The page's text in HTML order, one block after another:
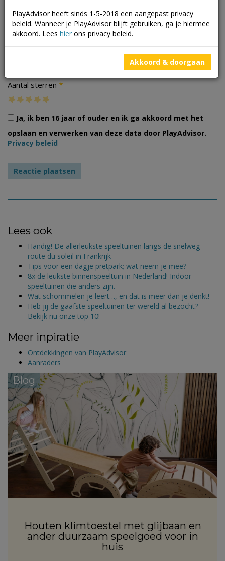
Aantal sterren *
Ja, ik ben 16 jaar of ouder en ik ga akkoord met het
opslaan en verwerken van deze data door PlayAdvisor.
Privacy beleid
Lees ook
Handig! De allerleukste speeltuinen langs de snelweg
route du soleil in Frankrijk
Tips voor een dagje pretpark; wat neem je mee?
8x de leukste binnenspeeltuin in Nederland! Indoor
speeltuinen die anders zijn.
Wat schommelen je leert…, en dat is meer dan je denkt!
Heb jij de gaafste speeltuinen ter wereld al bezocht?
Bekijk nu onze top 10!
Meer inpiratie
Ontdekkingen van PlayAdvisor
Aanraders
Blog
Houten klimtoestel met glijbaan en
ander duurzaam speelgoed voor in
huis
PlayAdvisor heeft sinds 1-5-2018 een aangepast privacy
beleid. Wanneer je PlayAdvisor blijft gebruiken, ga je hiermee
akkoord. Lees hier ons privacy beleid.
Akkoord & doorgaan